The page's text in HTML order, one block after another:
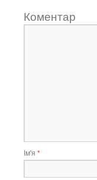
Коментар
Ім'я *